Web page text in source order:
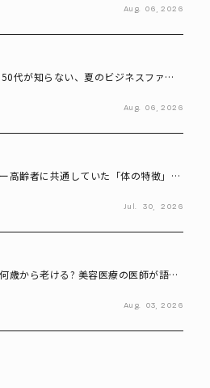
Aug. 06, 2026
代が知らない、夏のビジネスファッ
Aug. 06, 2026
高齢者に共通していた「体の特徴」と
Jul. 30, 2026
歳から老ける? 美容医療の医師が語る
Aug. 03, 2026